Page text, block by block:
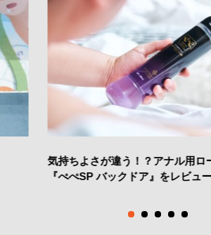
気持ちよさが違う！？アナル用ロ
『ぺぺSP バックドア』をレビュ